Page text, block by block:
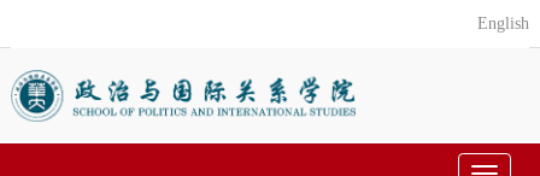
English
Toggle